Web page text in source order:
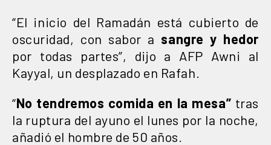
“El inicio del Ramadán está cubierto de
oscuridad, con sabor a sangre y hedor
por todas partes”, dijo a AFP Awni al
Kayyal, un desplazado en Rafah.
“No tendremos comida en la mesa” tras
la ruptura del ayuno el lunes por la noche,
añadió el hombre de 50 años.